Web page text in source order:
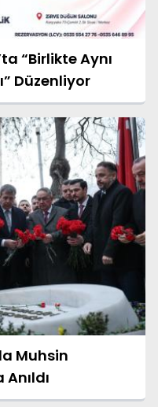
“Birlikte Aynı
Düzenliyor
Muhsin